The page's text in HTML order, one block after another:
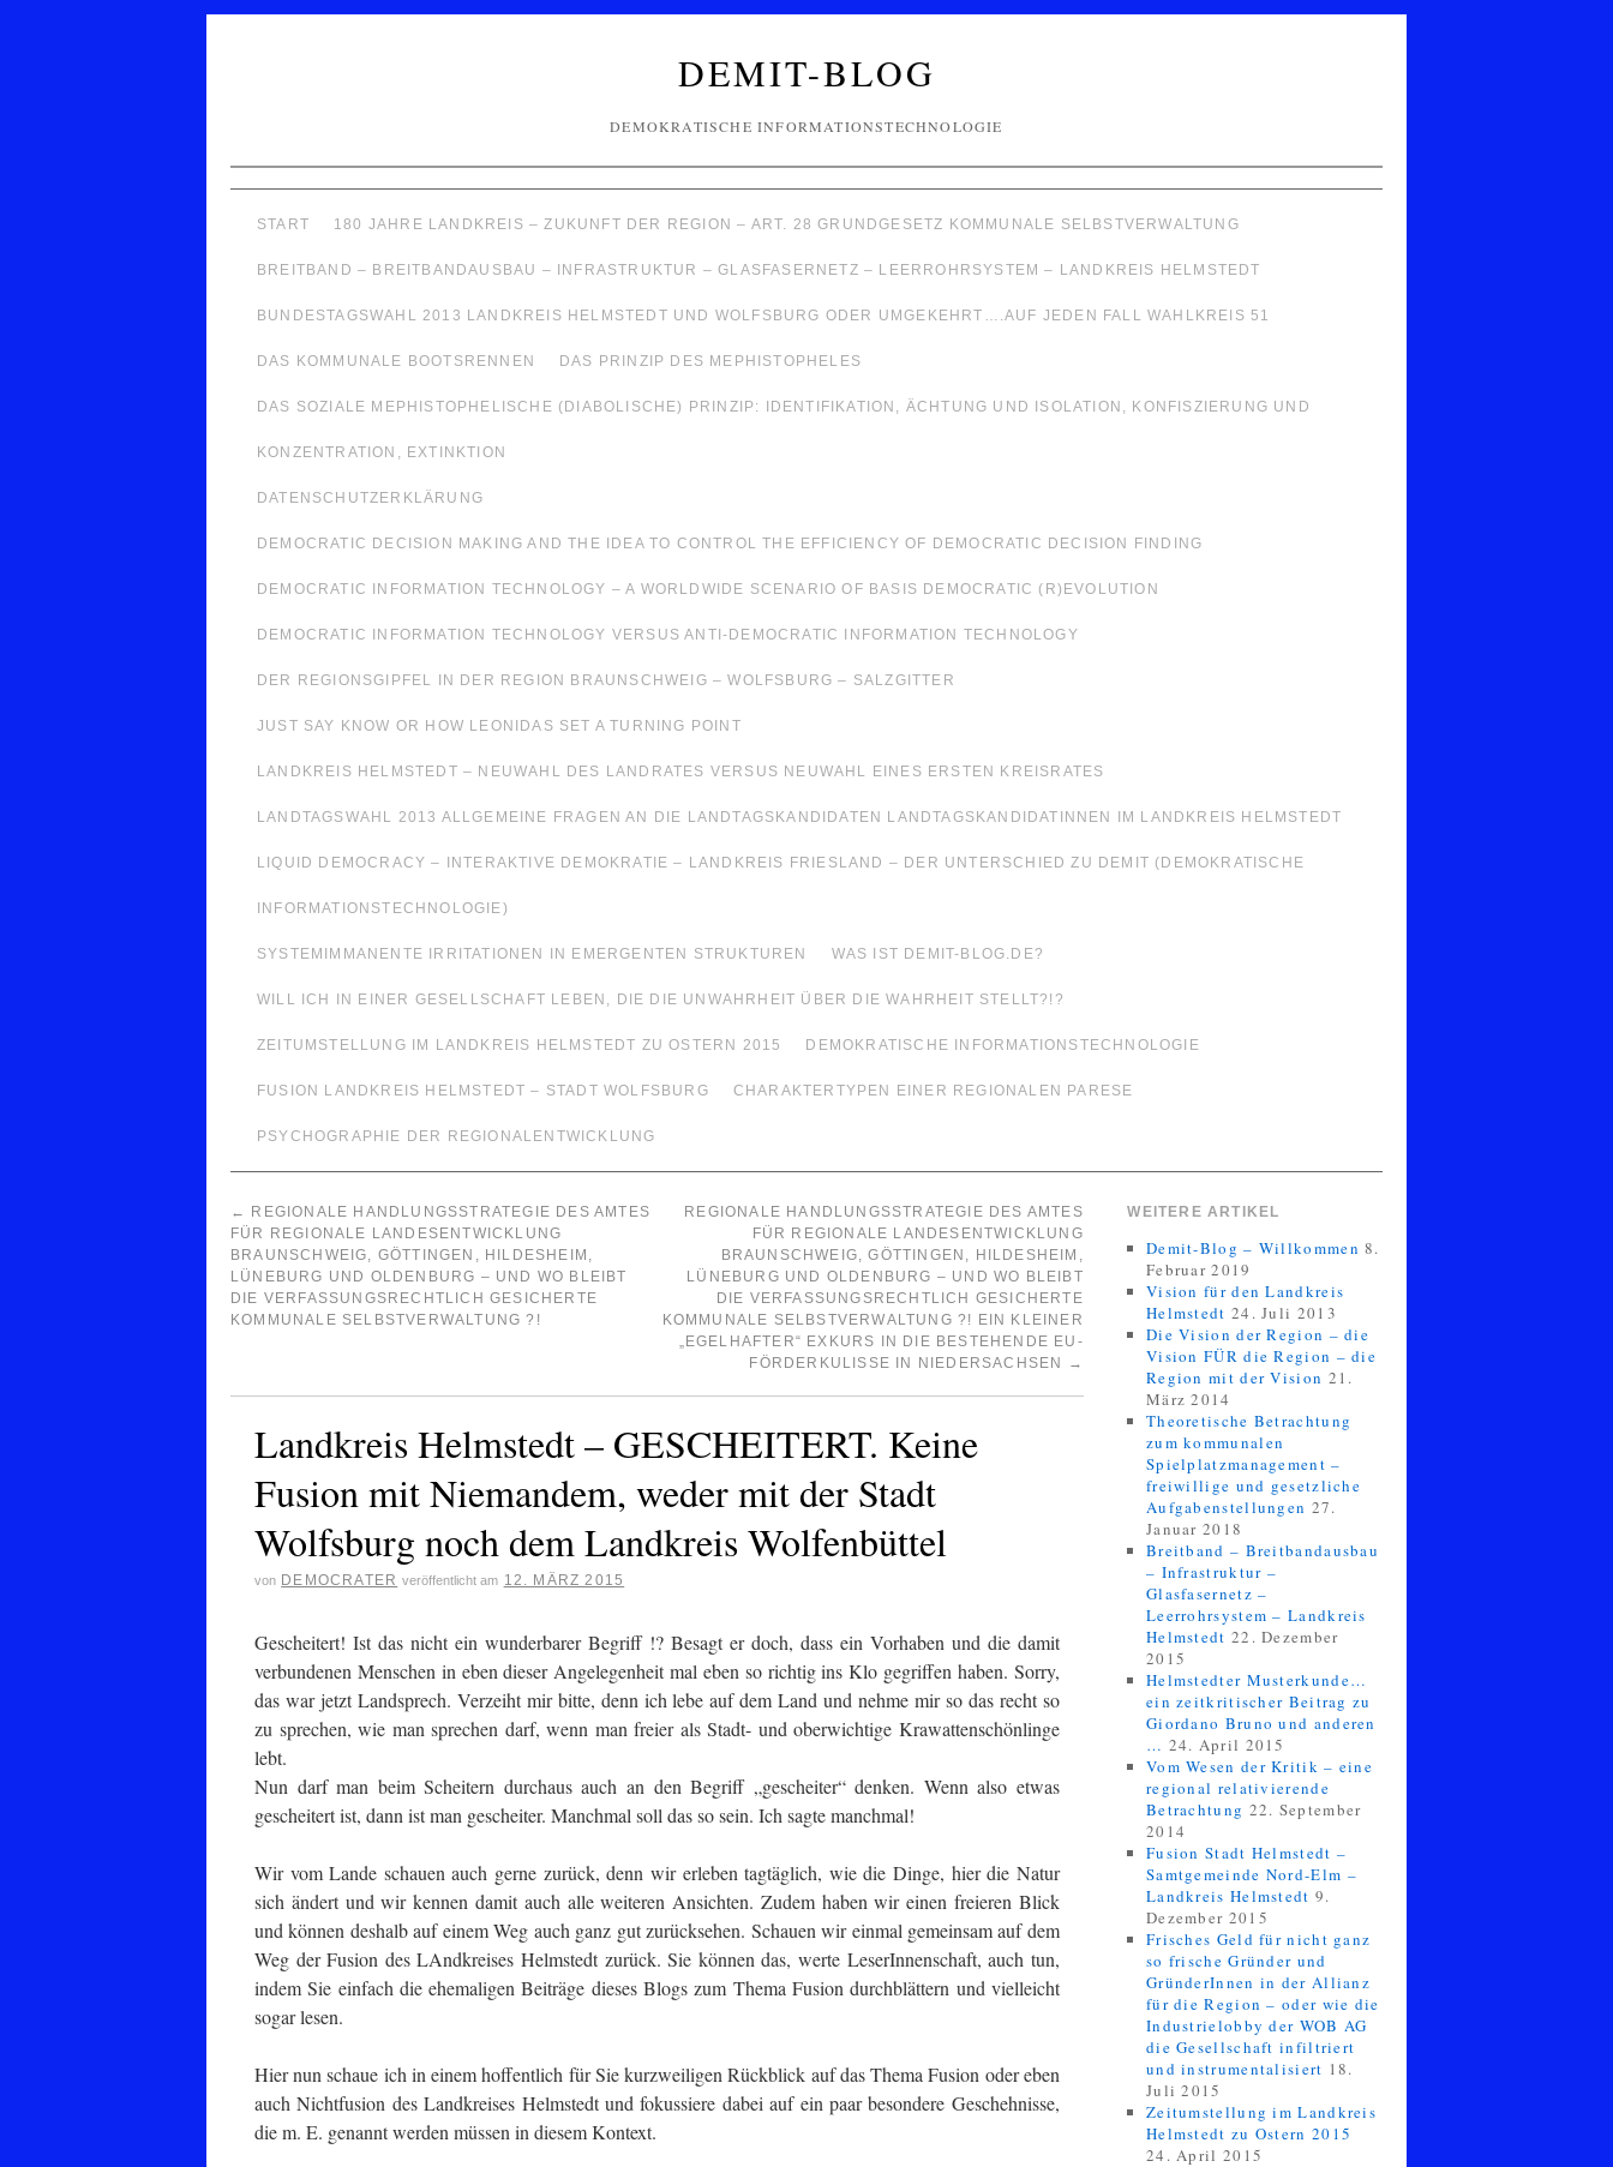
DEMIT-BLOG
DEMOKRATISCHE INFORMATIONSTECHNOLOGIE
START 180 JAHRE LANDKREIS – ZUKUNFT DER REGION – ART. 28 GRUNDGESETZ KOMMUNALE SELBSTVERWALTUNG
BREITBAND – BREITBANDAUSBAU – INFRASTRUKTUR – GLASFASERNETZ – LEERROHRSYSTEM – LANDKREIS HELMSTEDT
BUNDESTAGSWAHL 2013 LANDKREIS HELMSTEDT UND WOLFSBURG ODER UMGEKEHRT….AUF JEDEN FALL WAHLKREIS 51
DAS KOMMUNALE BOOTSRENNEN DAS PRINZIP DES MEPHISTOPHELES
DAS SOZIALE MEPHISTOPHELISCHE (DIABOLISCHE) PRINZIP: IDENTIFIKATION, ÄCHTUNG UND ISOLATION, KONFISZIERUNG UND
KONZENTRATION, EXTINKTION
DATENSCHUTZERKLÄRUNG
DEMOCRATIC DECISION MAKING AND THE IDEA TO CONTROL THE EFFICIENCY OF DEMOCRATIC DECISION FINDING
DEMOCRATIC INFORMATION TECHNOLOGY – A WORLDWIDE SCENARIO OF BASIS DEMOCRATIC (R)EVOLUTION
DEMOCRATIC INFORMATION TECHNOLOGY VERSUS ANTI-DEMOCRATIC INFORMATION TECHNOLOGY
DER REGIONSGIPFEL IN DER REGION BRAUNSCHWEIG – WOLFSBURG – SALZGITTER
JUST SAY KNOW OR HOW LEONIDAS SET A TURNING POINT
LANDKREIS HELMSTEDT – NEUWAHL DES LANDRATES VERSUS NEUWAHL EINES ERSTEN KREISRATES
LANDTAGSWAHL 2013 ALLGEMEINE FRAGEN AN DIE LANDTAGSKANDIDATEN LANDTAGSKANDIDATINNEN IM LANDKREIS HELMSTEDT
LIQUID DEMOCRACY – INTERAKTIVE DEMOKRATIE – LANDKREIS FRIESLAND – DER UNTERSCHIED ZU DEMIT (DEMOKRATISCHE
INFORMATIONSTECHNOLOGIE)
SYSTEMIMMANENTE IRRITATIONEN IN EMERGENTEN STRUKTUREN WAS IST DEMIT-BLOG.DE?
WILL ICH IN EINER GESELLSCHAFT LEBEN, DIE DIE UNWAHRHEIT ÜBER DIE WAHRHEIT STELLT?!?
ZEITUMSTELLUNG IM LANDKREIS HELMSTEDT ZU OSTERN 2015 DEMOKRATISCHE INFORMATIONSTECHNOLOGIE
FUSION LANDKREIS HELMSTEDT – STADT WOLFSBURG CHARAKTERTYPEN EINER REGIONALEN PARESE
PSYCHOGRAPHIE DER REGIONALENTWICKLUNG
←
REGIONALE HANDLUNGSSTRATEGIE DES AMTES
FÜR REGIONALE LANDESENTWICKLUNG
BRAUNSCHWEIG, GÖTTINGEN, HILDESHEIM,
LÜNEBURG UND OLDENBURG – UND WO BLEIBT
DIE VERFASSUNGSRECHTLICH GESICHERTE
KOMMUNALE SELBSTVERWALTUNG ?!
REGIONALE HANDLUNGSSTRATEGIE DES AMTES
FÜR REGIONALE LANDESENTWICKLUNG
BRAUNSCHWEIG, GÖTTINGEN, HILDESHEIM,
LÜNEBURG UND OLDENBURG – UND WO BLEIBT
DIE VERFASSUNGSRECHTLICH GESICHERTE
KOMMUNALE SELBSTVERWALTUNG ?! EIN KLEINER
„EGELHAFTER“ EXKURS IN DIE BESTEHENDE EU-
FÖRDERKULISSE IN NIEDERSACHSEN
→
Landkreis Helmstedt – GESCHEITERT. Keine
Fusion mit Niemandem, weder mit der Stadt
Wolfsburg noch dem Landkreis Wolfenbüttel
von DEMOCRATER veröffentlicht am 12. MÄRZ 2015
Gescheitert! Ist das nicht ein wunderbarer Begriff !? Besagt er doch, dass ein Vorhaben und die damit
verbundenen Menschen in eben dieser Angelegenheit mal eben so richtig ins Klo gegriffen haben. Sorry,
das war jetzt Landsprech. Verzeiht mir bitte, denn ich lebe auf dem Land und nehme mir so das recht so
zu sprechen, wie man sprechen darf, wenn man freier als Stadt- und oberwichtige Krawattenschönlinge
lebt.
Nun darf man beim Scheitern durchaus auch an den Begriff „gescheiter“ denken. Wenn also etwas
gescheitert ist, dann ist man gescheiter. Manchmal soll das so sein. Ich sagte manchmal!
Wir vom Lande schauen auch gerne zurück, denn wir erleben tagtäglich, wie die Dinge, hier die Natur
sich ändert und wir kennen damit auch alle weiteren Ansichten. Zudem haben wir einen freieren Blick
und können deshalb auf einem Weg auch ganz gut zurücksehen. Schauen wir einmal gemeinsam auf dem
Weg der Fusion des LAndkreises Helmstedt zurück. Sie können das, werte LeserInnenschaft, auch tun,
indem Sie einfach die ehemaligen Beiträge dieses Blogs zum Thema Fusion durchblättern und vielleicht
sogar lesen.
Hier nun schaue ich in einem hoffentlich für Sie kurzweiligen Rückblick auf das Thema Fusion oder eben
auch Nichtfusion des Landkreises Helmstedt und fokussiere dabei auf ein paar besondere Geschehnisse,
die m. E. genannt werden müssen in diesem Kontext.
WEITERE ARTIKEL
Demit-Blog – Willkommen 8.
Februar 2019
Vision für den Landkreis
Helmstedt 24. Juli 2013
Die Vision der Region – die
Vision FÜR die Region – die
Region mit der Vision 21.
März 2014
Theoretische Betrachtung
zum kommunalen
Spielplatzmanagement –
freiwillige und gesetzliche
Aufgabenstellungen 27.
Januar 2018
Breitband – Breitbandausbau
– Infrastruktur –
Glasfasernetz –
Leerrohrsystem – Landkreis
Helmstedt 22. Dezember
2015
Helmstedter Musterkunde…
ein zeitkritischer Beitrag zu
Giordano Bruno und anderen
… 24. April 2015
Vom Wesen der Kritik – eine
regional relativierende
Betrachtung 22. September
2014
Fusion Stadt Helmstedt –
Samtgemeinde Nord-Elm –
Landkreis Helmstedt 9.
Dezember 2015
Frisches Geld für nicht ganz
so frische Gründer und
GründerInnen in der Allianz
für die Region – oder wie die
Industrielobby der WOB AG
die Gesellschaft infiltriert
und instrumentalisiert 18.
Juli 2015
Zeitumstellung im Landkreis
Helmstedt zu Ostern 2015
24. April 2015